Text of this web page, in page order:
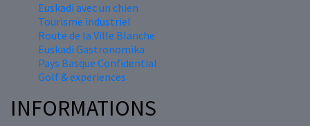
Euskadi avec un chien
Tourisme industriel
Route de la Ville Blanche
Euskadi Gastronomika
Pays Basque Confidential
Golf & experiences
INFORMATIONS